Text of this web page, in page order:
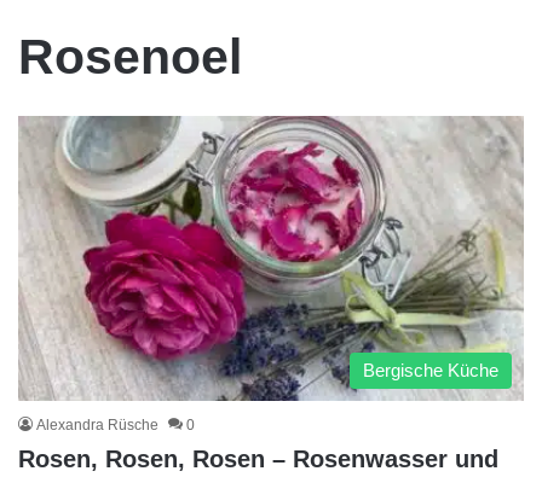
Rosenoel
Bergische Küche
Alexandra Rüsche 0
Rosen, Rosen, Rosen – Rosenwasser und